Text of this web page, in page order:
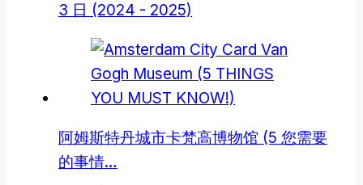
3 日 (2024 - 2025)
阿姆斯特丹城市卡梵高博物馆 (5 您需要
的事情…